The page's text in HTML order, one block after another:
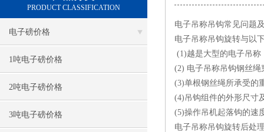
PRODUCT CLASSIFICATION
电子磅价格
1吨电子磅价格
2吨电子磅价格
3吨电子磅价格
电子吊称吊钩常见问题
电子吊称吊钩旋转与以
(1)越是大型的电子吊
(2) 电子吊称吊钩钢丝
(3)单根钢丝绳所承受的
(4)吊钩组件的外形尺寸
(5)操作吊机起落钩的速
电子吊称吊钩旋转后处